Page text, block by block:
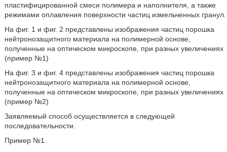
пластифицированной смеси полимера и наполнителя, а также
режимами оплавления поверхности частиц измельченных гранул.
На фиг. 1 и фиг. 2 представлены изображения частиц порошка
нейтронозащитного материала на полимерной основе,
полученные на оптическом микроскопе, при разных увеличениях
(пример №1)
На фиг. 3 и фиг. 4 представлены изображения частиц порошка
нейтронозащитного материала на полимерной основе,
полученные на оптическом микроскопе, при разных увеличениях
(пример №2)
Заявляемый способ осуществляется в следующей
последовательности.
Пример №1.